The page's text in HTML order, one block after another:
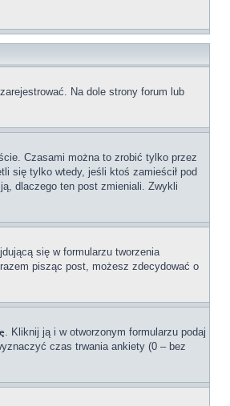
Na dole strony forum lub
Czasami można to zrobić tylko przez
się tylko wtedy, jeśli ktoś zamieścił pod
dlaczego ten post zmieniali. Zwykli
się w formularzu tworzenia
pisząc post, możesz zdecydować o
. Kliknij ją i w otworzonym formularzu podaj
czas trwania ankiety (0 – bez